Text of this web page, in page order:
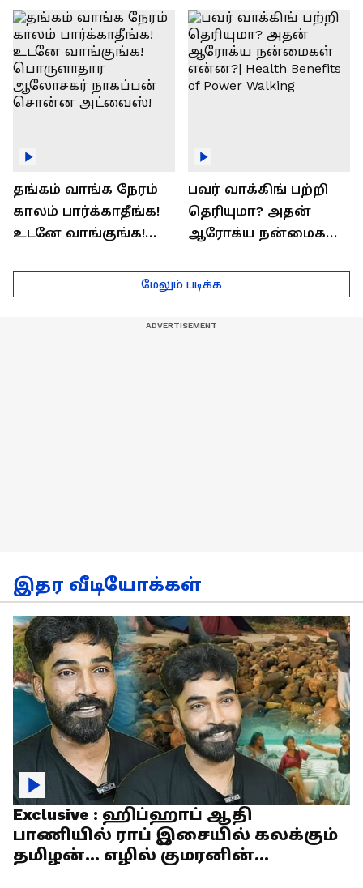
ராஜீவ் சந்தோஷம் !
Interview
தங்கம் வாங்க நேரம்
காலம் பார்க்காதீங்க!
உடனே வாங்குங்க!
ஆலோசகர் நாகப்பன்
சொன்ன அட்வைஸ்!
பவர் வாக்கிங் பற்றி
தெரியுமா? அதன்
ஆரோக்ய நன்மைகள்
of Power Walking
மேலும் படிக்க
இதர வீடியோக்கள்
Exclusive : ஹிப்ஹாப் ஆதி
பாணியில் ராப் இசையில் கலக்கும்
தமிழன்... எழில் குமரனின்